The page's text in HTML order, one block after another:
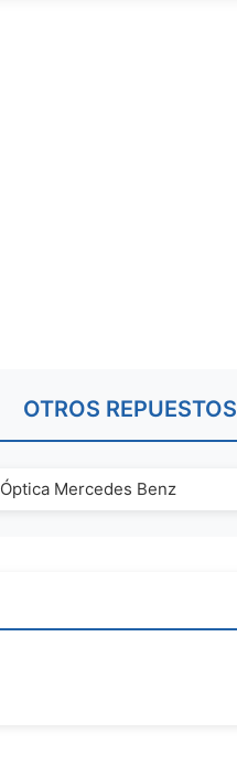
OTROS REPUESTOS
Óptica Mercedes Benz